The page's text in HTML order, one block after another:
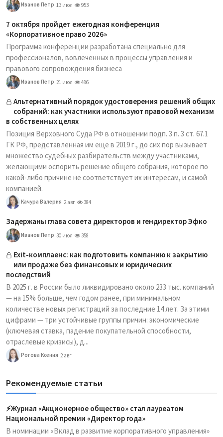
Иванов Петр 13 июл 953
7 октября пройдет ежегодная конференция
«Корпоративное право 2026»
Программа конференции разработана специально для
профессионалов, вовлеченных в процессы управления и
правового сопровождения бизнеса
Иванов Петр 21 июл 486
Альтернативный порядок удостоверения решений общих
собраний: как участники используют правовой механизм
в собственных целях
Позиция Верховного Суда РФ в отношении подп. 3 п. 3 ст. 67.1
ГК РФ, представленная им еще в 2019 г., до сих пор вызывает
множество судебных разбирательств между участниками,
желающими оспорить решение общего собрания, которое по
какой-либо причине не соответствует их интересам, и самой
компанией.
Качура Валерия 2 авг 384
Задержаны глава совета директоров и гендиректор Эфко
Иванов Петр 30 июл 358
Exit-комплаенс: как подготовить компанию к закрытию
или продаже без финансовых и юридических
последствий
В 2025 г. в России было ликвидировано около 233 тыс. компаний
— на 15% больше, чем годом ранее, при минимальном
количестве новых регистраций за последние 14 лет. За этими
цифрами — три устойчивые группы причин: экономические
(ключевая ставка, падение покупательной способности,
отраслевые кризисы), д...
Рогова Ксения 2 авг
Рекомендуемые статьи
⚡️Журнал «Акционерное общество» стал лауреатом
Национальной премии «Директор года»
В номинации «Вклад в развитие корпоративного управления»